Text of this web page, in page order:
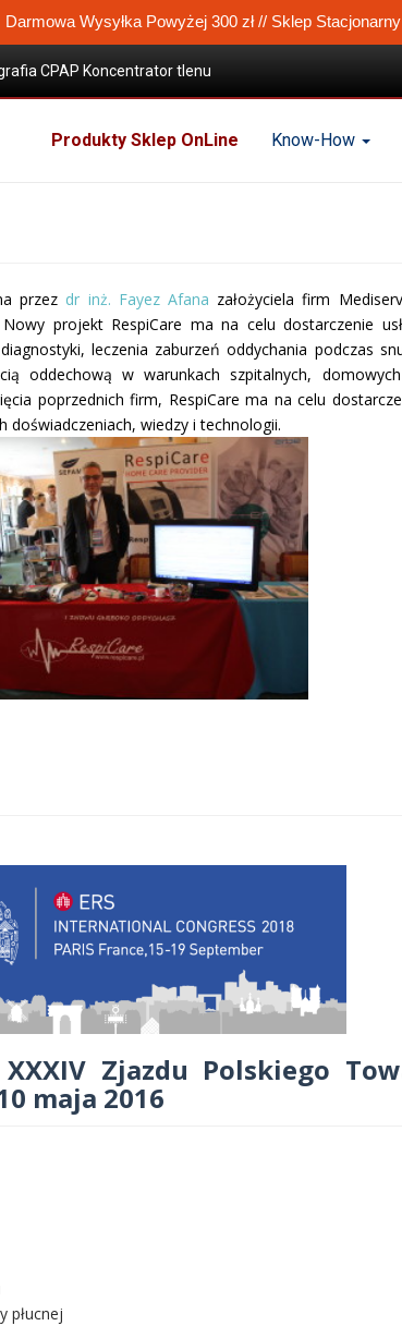
Darmowa Wysyłka Powyżej 300 zł // Sklep
CPAP Koncentrator tlenu
Produkty Sklep OnLine Know-How
przez dr inż. Fayez Afana założyciela firm
projekt RespiCare ma na celu dostarczenie
leczenia zaburzeń oddychania podczas
oddechową w warunkach szpitalnych,
poprzednich firm, RespiCare ma na celu
doświadczeniach, wiedzy i technologii.
XXXIV Zjazdu Polskiego
maja 2016
płucnej